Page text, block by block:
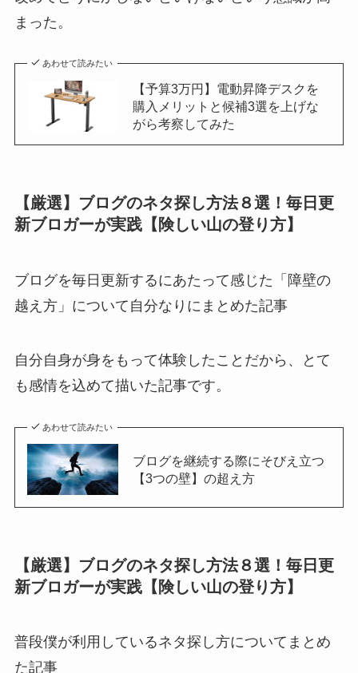
まった。
あわせて読みたい
【予算3万円】電動昇降デスクを
購入メリットと候補3選を上げな
がら考察してみた
【厳選】ブログのネタ探し方法８選！毎日更
新ブロガーが実践【険しい山の登り方】
ブログを毎日更新するにあたって感じた「障壁の
越え方」について自分なりにまとめた記事
自分自身が身をもって体験したことだから、とて
も感情を込めて描いた記事です。
あわせて読みたい
ブログを継続する際にそびえ立つ
【3つの壁】の超え方
【厳選】ブログのネタ探し方法８選！毎日更
新ブロガーが実践【険しい山の登り方】
普段僕が利用しているネタ探し方についてまとめ
た記事